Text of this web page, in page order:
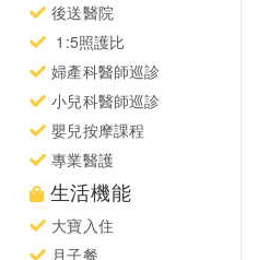
後送醫院
1:5照護比
婦產科醫師巡診
小兒科醫師巡診
嬰兒按摩課程
專業醫護
生活機能
大寶入住
月子餐